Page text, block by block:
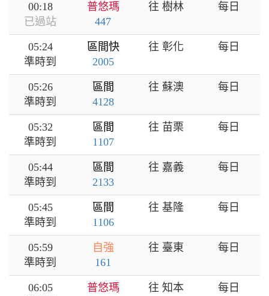
00:18
已過站
普悠瑪
447
往 樹林 每日
05:24
準時到
區間快
2005
往 彰化 每日
05:26
準時到
區間
4128
往 蘇澳 每日
05:32
準時到
區間
1107
往 苗栗 每日
05:44
準時到
區間
2133
往 嘉義 每日
05:45
準時到
區間
1106
往 基隆 每日
05:59
準時到
自強
161
往 臺東 每日
06:05
普悠瑪
往 知本 每日